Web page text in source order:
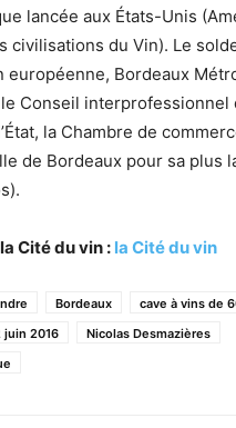
lancée aux États-Unis
civilisations du Vin). Le
européenne, Bordeaux
Conseil interprofessionnel
la Chambre de
de Bordeaux pour sa plus
Cité du vin : la Cité du vin
Bordeaux
cave à vins de
juin 2016
Nicolas Desmazières